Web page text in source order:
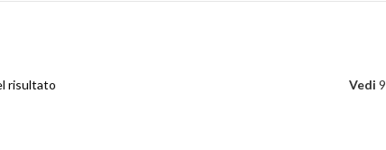
risultato Vedi 9